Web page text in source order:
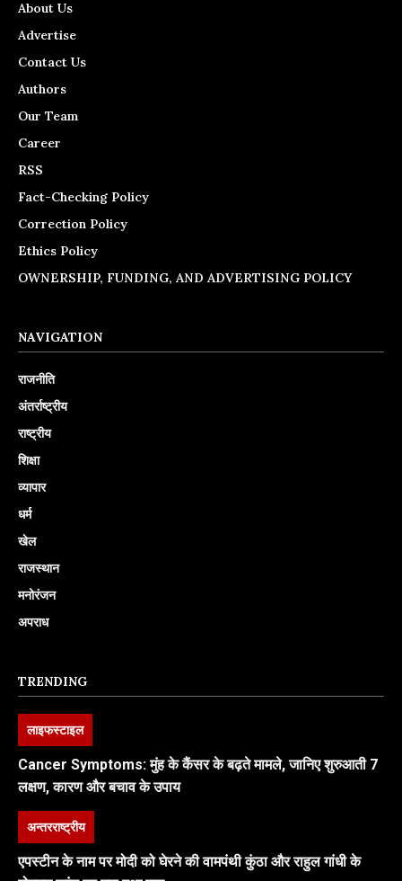
About Us
Advertise
Contact Us
Authors
Our Team
Career
RSS
Fact-Checking Policy
Correction Policy
Ethics Policy
OWNERSHIP, FUNDING, AND ADVERTISING POLICY
NAVIGATION
राजनीति
अंतर्राष्ट्रीय
राष्ट्रीय
शिक्षा
व्यापार
धर्म
खेल
राजस्थान
मनोरंजन
अपराध
TRENDING
लाइफस्टाइल
Cancer Symptoms: मुंह के कैंसर के बढ़ते मामले, जानिए शुरुआती 7
लक्षण, कारण और बचाव के उपाय
अन्तरराष्ट्रीय
एपस्टीन के नाम पर मोदी को घेरने की वामपंथी कुंठा और राहुल गांधी के